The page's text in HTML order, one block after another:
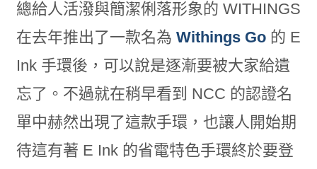
總給人活潑與簡潔俐落形象的 WITHINGS
在去年推出了一款名為 Withings Go的 E
Ink 手環後，可以說是逐漸要被大家給遺
忘了。不過就在稍早看到 NCC 的認證名
單中赫然出現了這款手環，也讓人開始期
待這有著 E Ink 的省電特色手環終於要登